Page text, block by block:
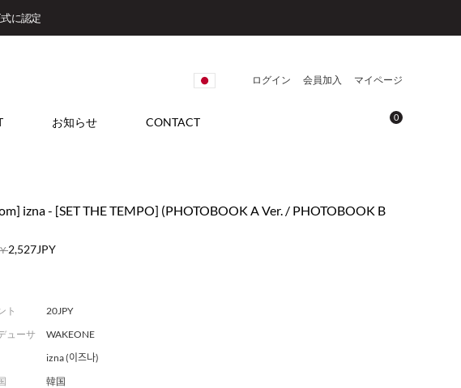
に認定
ログイン 会員加入 マイページ
お知らせ CONTACT 0
izna - [SET THE TEMPO] (PHOTOBOOK A Ver. / PHOTOBOOK B
2,527JPY
ト
20JPY
ューサ
WAKEONE
izna (이즈나)
韓国